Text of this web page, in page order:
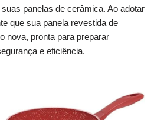
panelas de cerâmica. Ao adotar
que sua panela revestida de
nova, pronta para preparar
e eficiência.